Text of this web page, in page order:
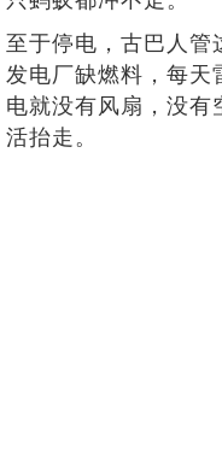
至于停电，古巴人管
发电厂缺燃料，每天
电就没有风扇，没有
活抬走。